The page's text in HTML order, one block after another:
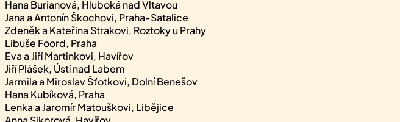
Hana Burianová, Hluboká nad Vltavou
Jana a Antonín Škochovi, Praha-Satalice
Zdeněk a Kateřina Strakovi, Roztoky u Prahy
Libuše Foord, Praha
Eva a Jiří Martinkovi, Havířov
Jiří Plášek, Ústí nad Labem
Jarmila a Miroslav Šťotkovi, Dolní Benešov
Hana Kubíková, Praha
Lenka a Jaromír Matouškovi, Libějice